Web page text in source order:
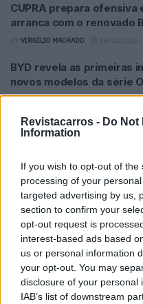
Revistacarros - Do Not
Information
If you wish to opt-out of
processing of your
targeted advertising by us,
section to confirm your
opt-out request is
interest-based ads based
us or personal information
your opt-out. You may
disclosure of your personal
IAB’s list of downstream
CUPRA prepara ofensiva
arranca com o renovado
VIRGILIO MACHADO
BYD revela as primeiras
novos modelos da série
BYVIRGILIO MACHADO 17/01/2026
Subaru já tem data para
Kia revela teaser do
da estreia
Opel mostra primeiro
Astra
VIRGILIO MACHADO 26/11/2025